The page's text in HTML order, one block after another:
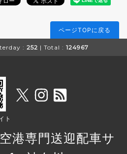
ページTOPに戻る
: 252 | Total : 124967
ト
港専門送迎配車サ